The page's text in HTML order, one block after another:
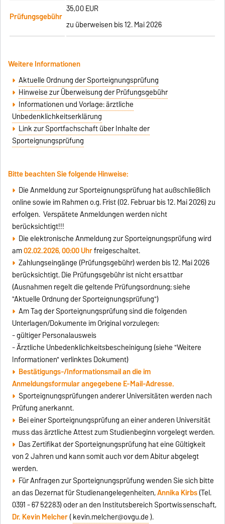
Prüfungsgebühr
35,00 EUR
zu überweisen bis 12. Mai 2026
Weitere Informationen
Aktuelle Ordnung der Sporteignungsprüfung
Hinweise zur Überweisung der Prüfungsgebühr
Informationen und Vorlage: ärztliche
Unbedenklichkeitserklärung
Link zur Sportfachschaft über Inhalte der
Sporteignungsprüfung
Bitte beachten Sie folgende Hinweise:
Die Anmeldung zur Sporteignungsprüfung hat außschließlich
online sowie im Rahmen o.g. Frist (02. Februar bis 12. Mai 2026) zu
erfolgen. Verspätete Anmeldungen werden nicht
berücksichtigt!!!
Die elektronische Anmeldung zur Sporteignungsprüfung wird
am02.02.2026, 00:00 Uhrfreigeschaltet.
Zahlungseingänge (Prüfungsgebühr) werden bis 12. Mai 2026
berücksichtigt. Die Prüfungsgebühr ist nicht ersattbar
(Ausnahmen regelt die geltende Prüfungsordnung; siehe
"Aktuelle Ordnung der Sporteignungsprüfung")
Am Tag der Sporteignungsprüfung sind die folgenden
Unterlagen/Dokumente im Original vorzulegen:
- gültiger Personalausweis
- Ärztliche Unbedenklichkeitsbescheinigung (siehe "Weitere
Informationen" verlinktes Dokument)
Bestätigungs-/Informationsmail an die im
Anmeldungsformular angegebene E-Mail-Adresse.
Sporteignungsprüfungen anderer Universitäten werden nach
Prüfung anerkannt.
Bei einer Sporteignungsprüfung an einer anderen Universität
muss das ärztliche Attest zum Studienbeginn vorgelegt werden.
Das Zertifikat der Sporteignungsprüfung hat eine Gültigkeit
von 2 Jahren und kann somit auch vor dem Abitur abgelegt
werden.
Für Anfragen zur Sporteignungsprüfung wenden Sie sich bitte
an das Dezernat für Studienangelegenheiten,Annika Kirbs(Tel.
0391 - 67 52283) oder an den Institutsbereich Sportwissenschaft,
Dr. Kevin Melcher(kevin.melcher@ovgu.de).